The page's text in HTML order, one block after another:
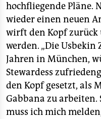
hochfliegende Pläne.
wieder einen neuen
wirft den Kopf zurück
werden. „Die Usbekin
Jahren in München,
Stewardess
den Kopf gesetzt, als
Gabbana zu arbeiten.
muss ich mich